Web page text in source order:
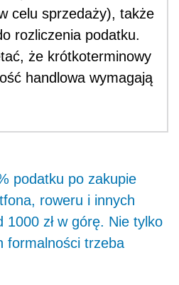
celu sprzedaży), także
rozliczenia podatku.
że krótkoterminowy
handlowa wymagają
podatku po zakupie
roweru i innych
1000 zł w górę. Nie tylko
formalności trzeba